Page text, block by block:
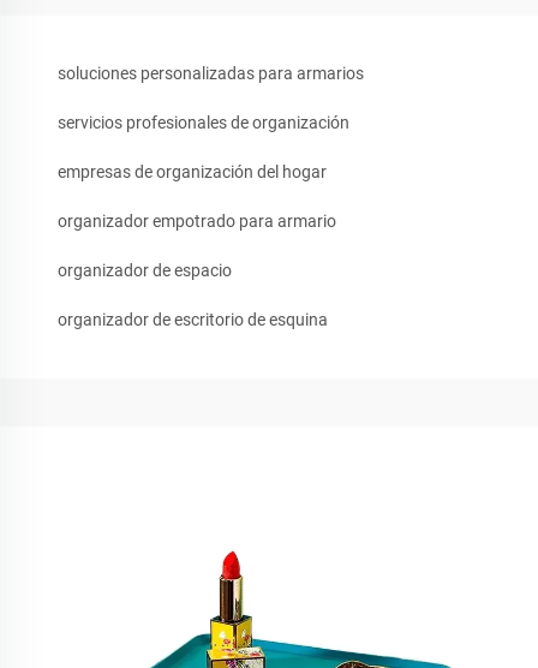
soluciones personalizadas para armarios
servicios profesionales de organización
empresas de organización del hogar
organizador empotrado para armario
organizador de espacio
organizador de escritorio de esquina